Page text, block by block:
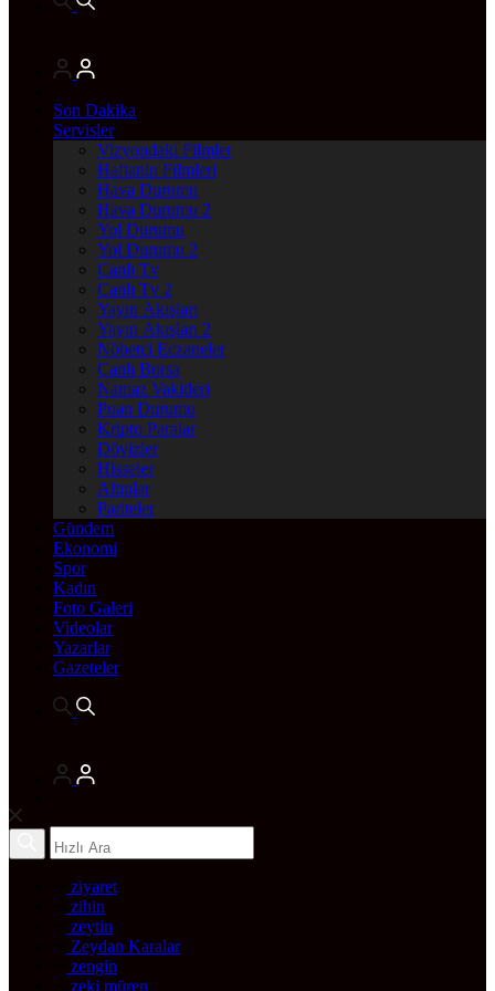
Son Dakika
Servisler
Vizyondaki Filmler
Haftanin Filmleri
Hava Durumu
Hava Durumu 2
Yol Durumu
Yol Durumu 2
Canlı Tv
Canlı Tv 2
Yayın Akışları
Yayın Akışları 2
Nöbetçi Eczaneler
Canlı Borsa
Namaz Vakitleri
Puan Durumu
Kripto Paralar
Dövizler
Hisseler
Altınlar
Pariteler
Gündem
Ekonomi
Spor
Kadın
Foto Galeri
Videolar
Yazarlar
Gazeteler
ziyaret
zihin
zeytin
Zeydan Karalar
zengin
zeki müren